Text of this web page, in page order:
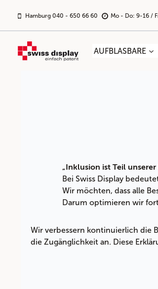
Inhalt
springen
Hamburg 040 - 650 66 60 Mo - Do: 9-16 /
AUFBLASBARE
„Inklusion ist Teil
Bei Swiss Display
Wir möchten, dass alle
Darum optimieren wir
Wir verbessern kontinuierlich die
die Zugänglichkeit an. Diese